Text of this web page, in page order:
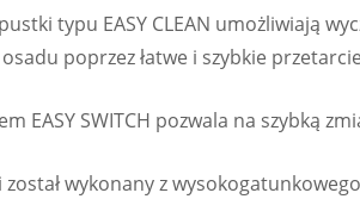
typu EASY CLEAN umożliwiają
poprzez łatwe i szybkie
EASY SWITCH pozwala na szybką
wykonany z